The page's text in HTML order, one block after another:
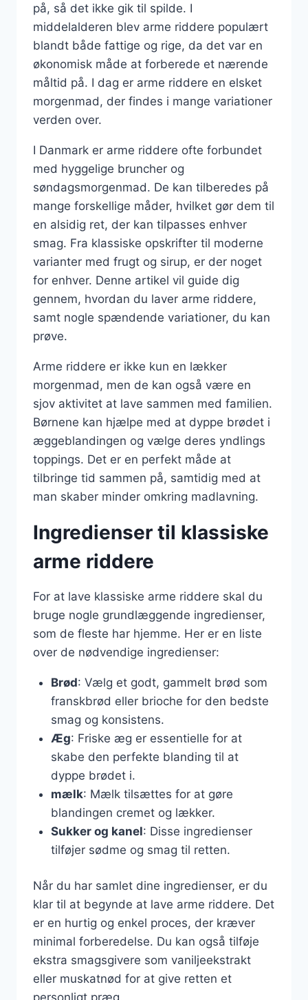
på, så det ikke gik til spilde. I
middelalderen blev arme riddere populært
blandt både fattige og rige, da det var en
økonomisk måde at forberede et nærende
måltid på. I dag er arme riddere en elsket
morgenmad, der findes i mange variationer
verden over.
I Danmark er arme riddere ofte forbundet
med hyggelige bruncher og
søndagsmorgenmad. De kan tilberedes på
mange forskellige måder, hvilket gør dem til
en alsidig ret, der kan tilpasses enhver
smag. Fra klassiske opskrifter til moderne
varianter med frugt og sirup, er der noget
for enhver. Denne artikel vil guide dig
gennem, hvordan du laver arme riddere,
samt nogle spændende variationer, du kan
prøve.
Arme riddere er ikke kun en lækker
morgenmad, men de kan også være en
sjov aktivitet at lave sammen med familien.
Børnene kan hjælpe med at dyppe brødet i
æggeblandingen og vælge deres yndlings
toppings. Det er en perfekt måde at
tilbringe tid sammen på, samtidig med at
man skaber minder omkring madlavning.
Ingredienser til klassiske
arme riddere
For at lave klassiske arme riddere skal du
bruge nogle grundlæggende ingredienser,
som de fleste har hjemme. Her er en liste
over de nødvendige ingredienser:
Brød: Vælg et godt, gammelt brød som
franskbrød eller brioche for den bedste
smag og konsistens.
Æg: Friske æg er essentielle for at
skabe den perfekte blanding til at
dyppe brødet i.
mælk: Mælk tilsættes for at gøre
blandingen cremet og lækker.
Sukker og kanel: Disse ingredienser
tilføjer sødme og smag til retten.
Når du har samlet dine ingredienser, er du
klar til at begynde at lave arme riddere. Det
er en hurtig og enkel proces, der kræver
minimal forberedelse. Du kan også tilføje
ekstra smagsgivere som vaniljeekstrakt
eller muskatnød for at give retten et
personligt præg.